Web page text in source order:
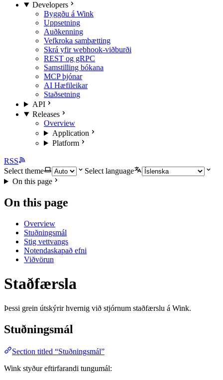
Developers
Byggðu á Wink
Uppsetning
Auðkenning
Vefkroka samþætting
Skrá yfir webhook-viðburði
REST og gRPC
Samstilling bókana
MCP þjónar
AI Hæfileikar
Staðsetning
API
Releases
Overview
Application
Platform
RSS
Select theme
Select language
On this page
On this page
Overview
Stuðningsmál
Stig vettvangs
Notendaskapað efni
Viðvörun
Staðfærsla
Þessi grein útskýrir hvernig við stjórnum staðfærslu á Wink.
Stuðningsmál
Section titled “Stuðningsmál”
Wink styður eftirfarandi tungumál: